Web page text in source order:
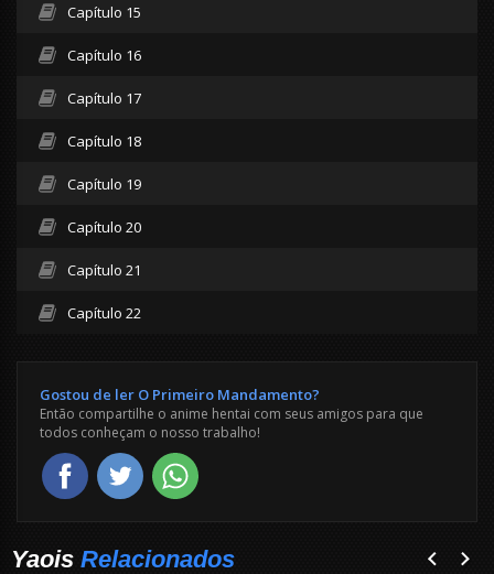
Capítulo 15
Capítulo 16
Capítulo 17
Capítulo 18
Capítulo 19
Capítulo 20
Capítulo 21
Capítulo 22
Gostou de ler O Primeiro Mandamento?
Então compartilhe o anime hentai com seus amigos para que
todos conheçam o nosso trabalho!
Yaois Relacionados